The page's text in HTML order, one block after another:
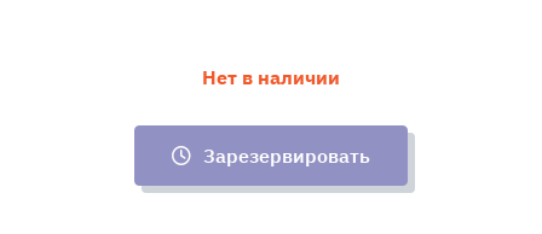
Нет в наличии
Зарезервировать